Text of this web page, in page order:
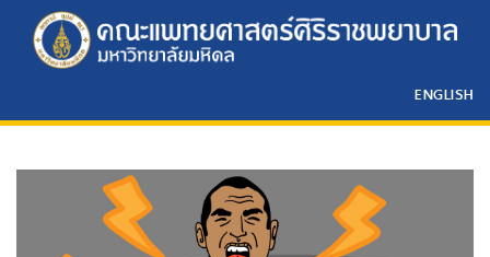
ENGLISH